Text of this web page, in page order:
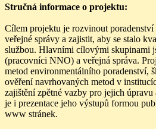
Stručná informace o projektu:
Cílem projektu je rozvinout
veřejné správy a zajistit, aby se stalo
službou. Hlavními cílovými skupinami
(pracovníci NNO) a veřejná správa.
metod environmentálního poradenství,
ověření navrhovaných metod v
zajištění zpětné vazby pro jejich úpravu
je i prezentace jeho výstupů formou
www stránek.